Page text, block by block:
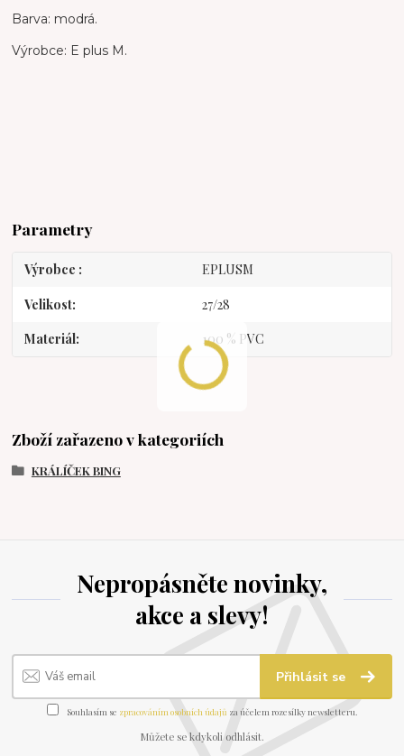
Barva: modrá.
Výrobce: E plus M.
Parametry
Výrobce EPLUSM
Velikost 27/28
Materiál 100 % PVC
Zboží zařazeno v kategoriích
KRÁLÍČEK BING
Nepropásněte novinky,
akce a slevy!
Přihlásit se
Souhlasím se zpracováním osobních údajů za účelem rozesílky newsletteru.
Můžete se kdykoli odhlásit.